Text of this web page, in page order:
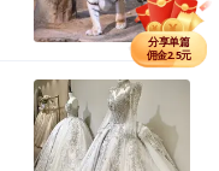
分享购买VIP
佣金14元
分享单篇
佣金2.5元